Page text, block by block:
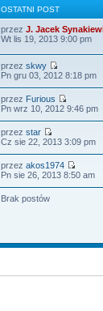
OSTATNI POST
przezJ. Jacek
Wt lis 19, 2013 9:00 pm
przezskwy
Pn gru 03, 2012 8:18 pm
przez Furious
Pn wrz 10, 2012 9:46 pm
przezstar
Cz sie 22, 2013 3:09 pm
przezakos1974
Pn sie 26, 2013 8:50 am
Brak postów